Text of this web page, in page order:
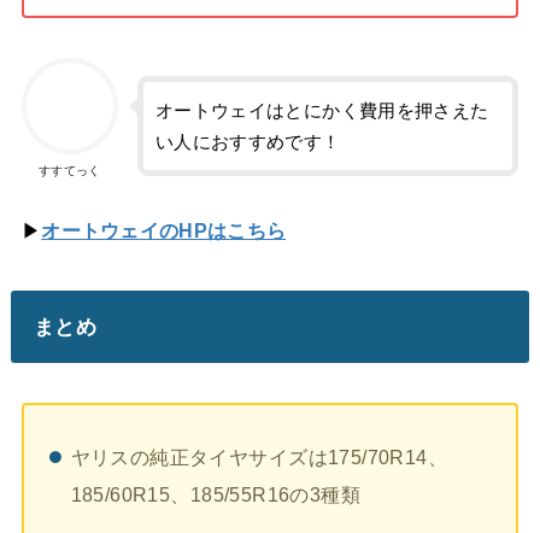
すすてっく
オートウェイはとにかく費用を押さえた
い人におすすめです！
▶ オートウェイのHPはこちら
まとめ
ヤリスの純正タイヤサイズは175/70R14、
185/60R15、185/55R16の3種類